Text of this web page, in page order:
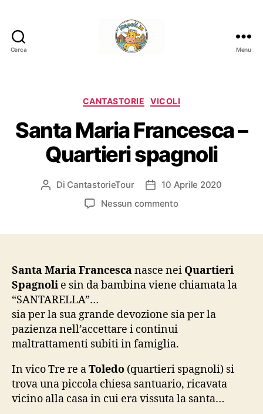
Cerca Menu
Categorie
CANTASTORIE VICOLI
Santa Maria Francesca –
Quartieri spagnoli
Autore
Di CantastorieTour
Data
dell'articolo
10 Aprile 2020
Nessun commentosu
Quartieri
spagnoli
Santa Maria Francescanasce nei Quartieri
Spagnoli e sin da bambina viene chiamata la
“SANTARELLA”…
sia per la sua grande devozione sia per la
pazienza nell’accettare i continui
maltrattamenti subiti in famiglia.
In vico Tre re aToledo (quartieri spagnoli) si
trova una piccola chiesa santuario, ricavata
vicino alla casa in cui era vissuta la santa…